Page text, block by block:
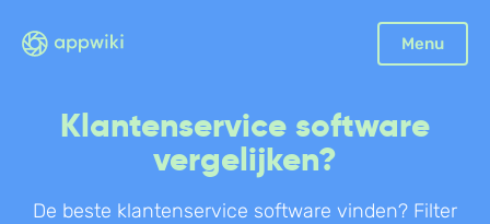
Menu
Sluiten
Facturatie
Bonnetjes
Klantenservice software
vergelijken?
De beste klantenservice software vinden? Filter